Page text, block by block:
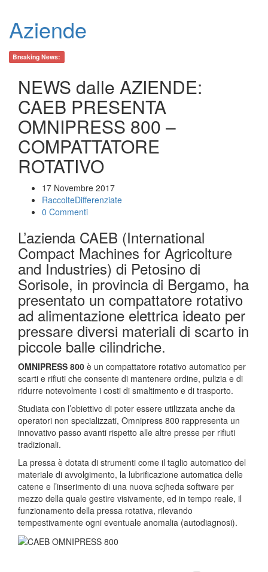
Aziende
Breaking News:
NEWS dalle AZIENDE:
CAEB PRESENTA
OMNIPRESS 800 –
COMPATTATORE
ROTATIVO
17 Novembre 2017
RaccolteDifferenziate
0 Commenti
L’azienda CAEB (International
Compact Machines for Agricolture
and Industries) di Petosino di
Sorisole, in provincia di Bergamo, ha
presentato un compattatore rotativo
ad alimentazione elettrica ideato per
pressare diversi materiali di scarto in
piccole balle cilindriche.
OMNIPRESS 800 è un compattatore rotativo automatico per
scarti e rifiuti che consente di mantenere ordine, pulizia e di
ridurre notevolmente i costi di smaltimento e di trasporto.
Studiata con l’obiettivo di poter essere utilizzata anche da
operatori non specializzati, Omnipress 800 rappresenta un
innovativo passo avanti rispetto alle altre presse per rifiuti
tradizionali.
La pressa è dotata di strumenti come il taglio automatico del
materiale di avvolgimento, la lubrificazione automatica delle
catene e l’inserimento di una nuova scjheda software per
mezzo della quale gestire visivamente, ed in tempo reale, il
funzionamento della pressa rotativa, rilevando
tempestivamente ogni eventuale anomalia (autodiagnosi).